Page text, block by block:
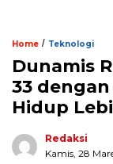
Home / Teknologi
Dunamis
33
Hidup
Redaksi
Kamis, 28